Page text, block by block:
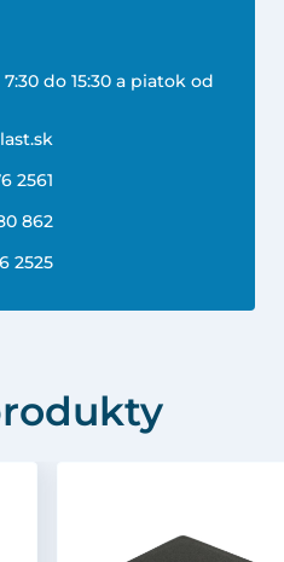
do 15:30 a piatok od
2561
862
2525